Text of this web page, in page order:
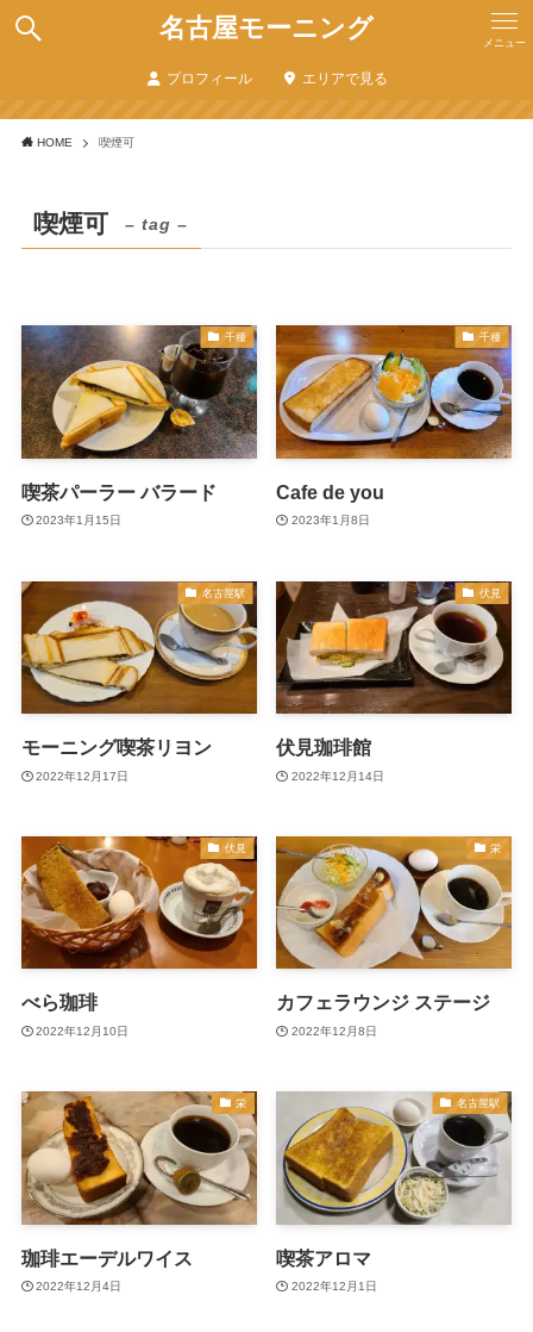
名古屋モーニング メニュー
プロフィール エリアで見る
HOME 喫煙可
喫煙可 – tag –
千種
喫茶パーラー バラード
2023年1月15日
千種
Cafe de you
2023年1月8日
名古屋駅
モーニング喫茶リヨン
2022年12月17日
伏見
伏見珈琲館
2022年12月14日
伏見
べら珈琲
2022年12月10日
栄
カフェラウンジ ステージ
2022年12月8日
栄
珈琲エーデルワイス
2022年12月4日
名古屋駅
喫茶アロマ
2022年12月1日